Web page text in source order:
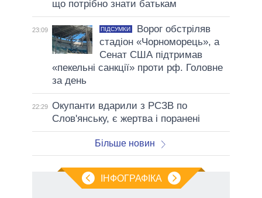
що потрібно знати батькам
23:09 ПІДСУМКИ
Ворог обстріляв
стадіон «Чорноморець», а
Сенат США підтримав
«пекельні санкції» проти рф. Головне
за день
22:29 Окупанти вдарили з РСЗВ по
Слов'янську, є жертва і поранені
Більше новин
ІНФОГРАФІКА